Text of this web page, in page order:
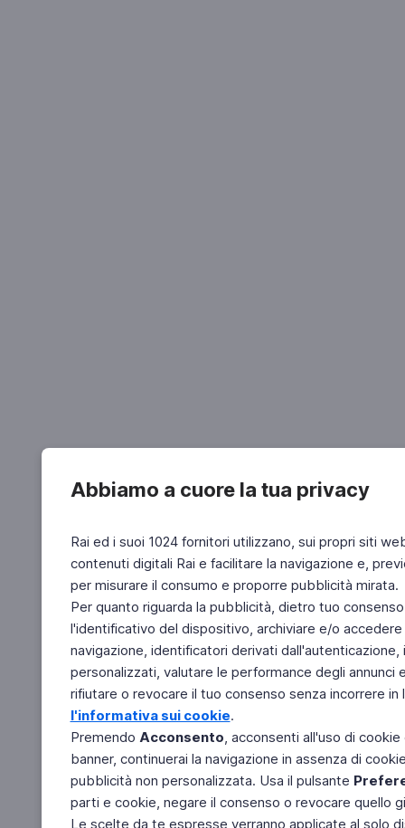
Abbiamo a cuore la tua privacy
Rai ed i suoi 1024 fornitori utilizzano, sui propri siti
contenuti digitali Rai e facilitare la navigazione e,
per misurare il consumo e proporre pubblicità mirata.
Per quanto riguarda la pubblicità, dietro tuo
l'identificativo del dispositivo, archiviare e/o
navigazione, identificatori derivati
personalizzati, valutare le performance degli
rifiutare o revocare il tuo consenso senza incorrere
l'informativa sui cookie.
Premendo Acconsento, acconsenti all'uso di
banner, continuerai la navigazione in assenza di
pubblicità non personalizzata. Usa il pulsante
parti e cookie, negare il consenso o revocare quello
Le scelte da te espresse verranno applicate al solo